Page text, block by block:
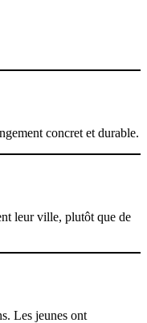
concret et durable.
leur ville, plutôt que de
Les jeunes ont